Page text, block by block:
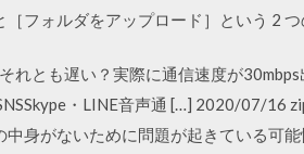
フォルダをアップロード］という 2 つ
れとも遅い？実際に通信速度が
・LINE音声通 […] 2020/07/16
身がないために問題が起きている可能